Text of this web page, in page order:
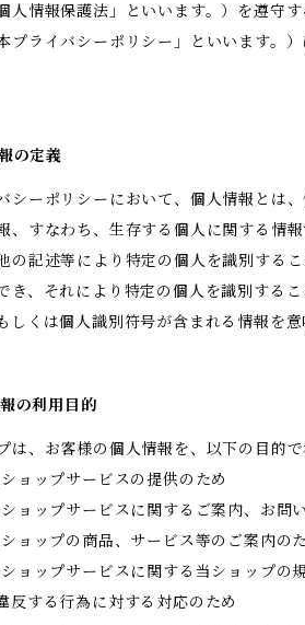
人情報保護法」といいます。）を遵守
プライバシーポリシー」といいます。
の定義
シーポリシーにおいて、個人情報とは
、すなわち、生存する個人に関する情
の記述等により特定の個人を識別する
き、それにより特定の個人を識別する
しくは個人識別符号が含まれる情報を意
の利用目的
は、お客様の個人情報を、以下の目的で
ショップサービスの提供のため
ショップサービスに関するご案内、お問
ショップの商品、サービス等のご案内の
ショップサービスに関する当ショップ
反する行為に対する対応のため